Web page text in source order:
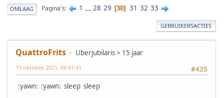
OMLAAG Pagina's 1 ... 28 29 30 31 32 33
GEBRUIKERSACTIES
QuattroFrits
Uberjubilaris > 15 jaar
#435
13 oktober, 2021, 06:41:41
:yawn: :yawn: sleep sleep